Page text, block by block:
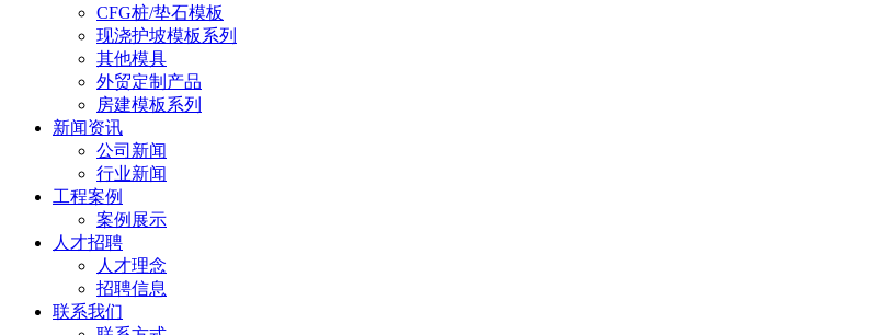
CFG桩/垫石模板
现浇护坡模板系列
其他模具
外贸定制产品
房建模板系列
新闻资讯
公司新闻
行业新闻
工程案例
案例展示
人才招聘
人才理念
招聘信息
联系我们